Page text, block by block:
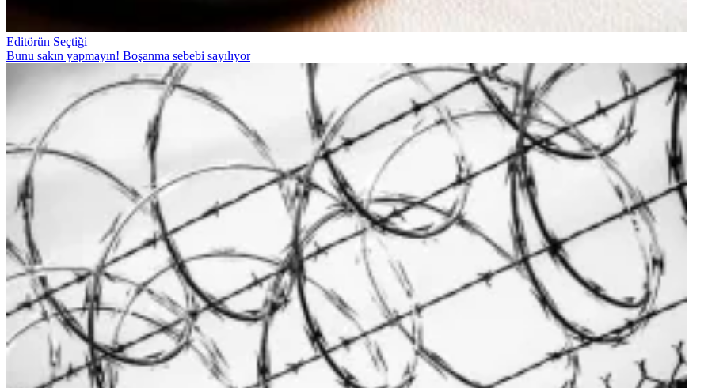
Editörün Seçtiği
Bunu sakın yapmayın! Boşanma sebebi sayılıyor